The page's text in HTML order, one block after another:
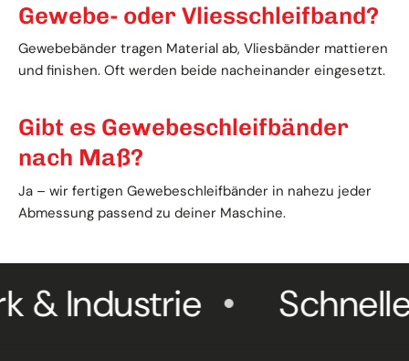
Gewebe- oder Vliesschleifband?
Gewebebänder tragen Material ab, Vliesbänder mattieren
und finishen. Oft werden beide nacheinander eingesetzt.
Gibt es Gewebeschleifbänder
nach Maß?
Ja – wir fertigen Gewebeschleifbänder in nahezu jeder
Abmessung passend zu deiner Maschine.
Schneller